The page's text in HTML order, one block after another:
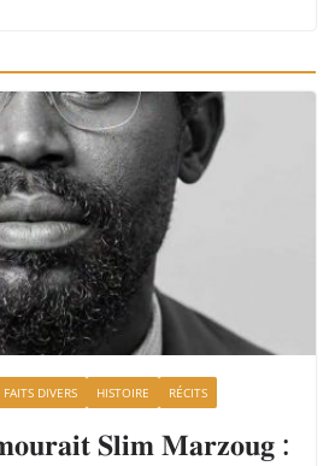
FAITS DIVERS HISTOIRE RÉCITS
𝐒𝐥𝐢𝐦 𝐌𝐚𝐫𝐳𝐨𝐮𝐠 :